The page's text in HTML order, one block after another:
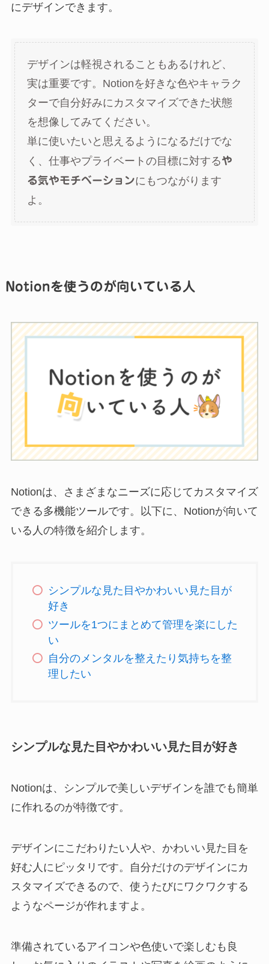
にデザインできます。
デザインは軽視されることもあるけれど、
実は重要です。Notionを好きな色やキャラク
ターで自分好みにカスタマイズできた状態
を想像してみてください。
単に使いたいと思えるようになるだけでな
く、仕事やプライベートの目標に対するや
る気やモチベーションにもつながります
よ。
Notionを使うのが向いている人
Notionは、さまざまなニーズに応じてカスタマイズ
できる多機能ツールです。以下に、Notionが向いて
いる人の特徴を紹介します。
シンプルな見た目やかわいい見た目が
好き
ツールを1つにまとめて管理を楽にした
い
自分のメンタルを整えたり気持ちを整
理したい
シンプルな見た目やかわいい見た目が好き
Notionは、シンプルで美しいデザインを誰でも簡単
に作れるのが特徴です。
デザインにこだわりたい人や、かわいい見た目を
好む人にピッタリです。自分だけのデザインにカ
スタマイズできるので、使うたびにワクワクする
ようなページが作れますよ。
準備されているアイコンや色使いで楽しむも良